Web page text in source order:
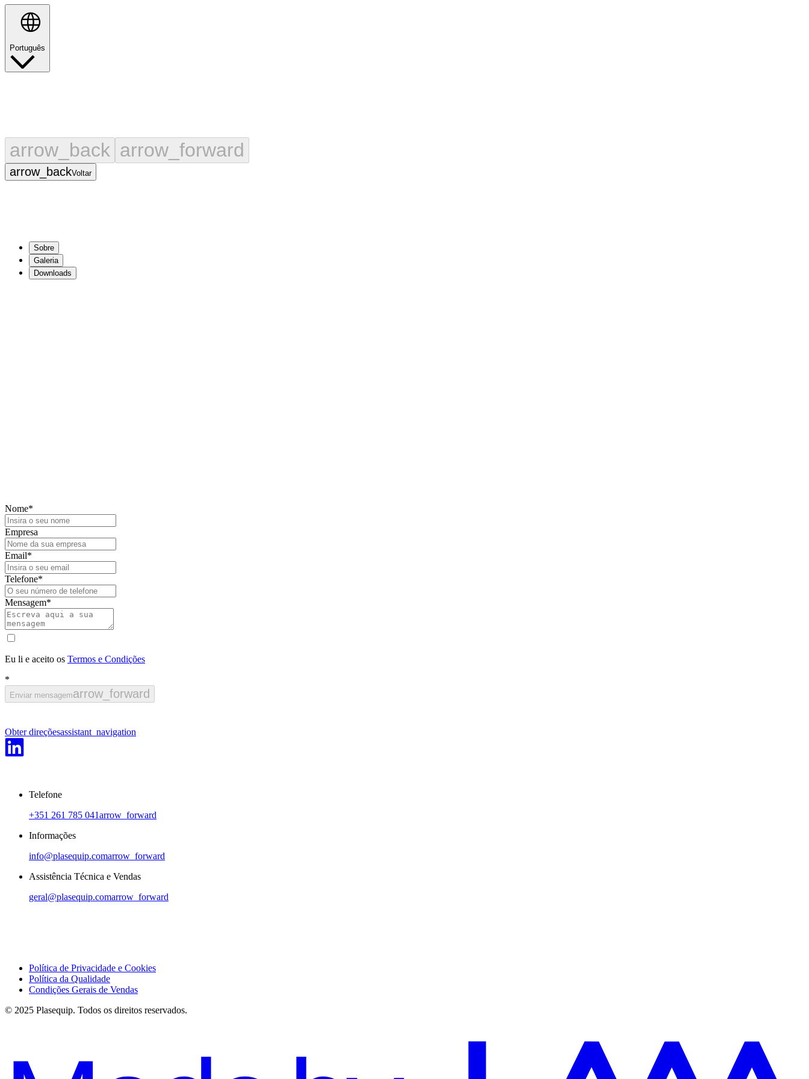
Pesquisar
Português
arrow_back arrow_forward
arrow_backVoltar
Sobre
Galeria
Downloads
Nome*
Empresa
Email*
Telefone*
Mensagem*
Eu li e aceito os Termos e Condições
*
Enviar mensagemarrow_forward
Obter direçõesassistant_navigation
Telefone
+351 261 785 041arrow_forward
Informações
info@plasequip.comarrow_forward
Assistência Técnica e Vendas
geral@plasequip.comarrow_forward
Política de Privacidade e Cookies
Política da Qualidade
Condições Gerais de Vendas
© 2025 Plasequip. Todos os direitos reservados.